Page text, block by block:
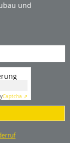
und
Captcha ⇗